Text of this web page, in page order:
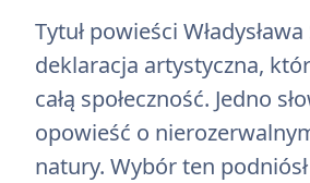
Tytuł powieści
deklaracja artystyczna,
całą społeczność. Jedno
opowieść o
natury. Wybór ten